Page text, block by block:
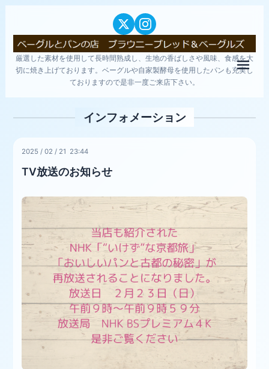
厳選した素材を使用して長時間熟成し、生地の香ばしさや風味、食感を大
切に焼き上げております。ベーグルや自家製酵母を使用したパンも充実し
ておりますので是非一度ご来店下さい。
メ
インフォメーション
2025 /02 / 21 23:44
TV放送のお知らせ